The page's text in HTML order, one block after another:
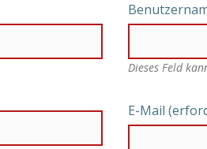
Dieses Feld
E-Mail